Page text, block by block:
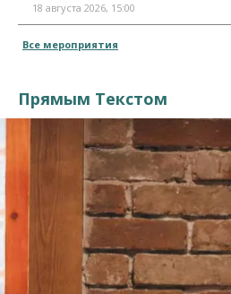
18 августа 2026, 15:00
Все мероприятия
Прямым Текстом